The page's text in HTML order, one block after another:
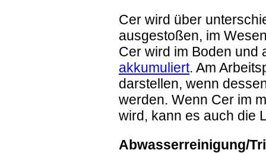
Cer wird über
ausgestoßen, im
Cer wird im Boden und
akkumuliert. Am
darstellen, wenn
werden. Wenn Cer im
wird, kann es auch die
Abwasserreinigung/